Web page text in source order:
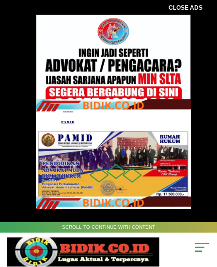
CLOSE ADS
SCROLL TO CONTINUE WITH CONTENT